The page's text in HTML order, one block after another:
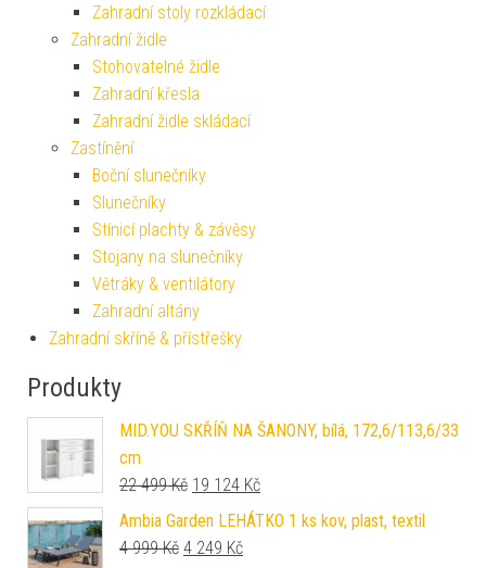
Zahradní stoly rozkládací
Zahradní židle
Stohovatelné židle
Zahradní křesla
Zahradní židle skládací
Zastínění
Boční slunečníky
Slunečníky
Stínicí plachty & závěsy
Stojany na slunečníky
Větráky & ventilátory
Zahradní altány
Zahradní skříně & přístřešky
Produkty
MID.YOU SKŘÍŇ NA ŠANONY, bílá, 172,6/113,6/33
cm
22 499Kč Původní cena byla: 22 499 Kč.
19 124 KčAktuální cena je: 19 124 Kč.
Ambia Garden LEHÁTKO 1 ks kov, plast, textil
4 999Kč Původní cena byla: 4 999 Kč.
4 249 KčAktuální cena je: 4 249 Kč.